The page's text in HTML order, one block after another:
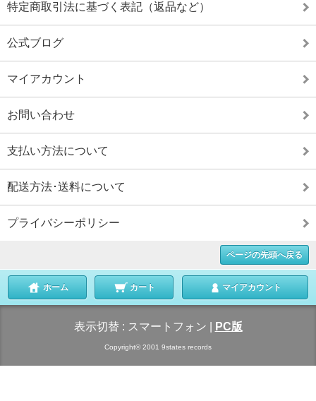
特定商取引法に基づく表記（返品など）
公式ブログ
マイアカウント
お問い合わせ
支払い方法について
配送方法･送料について
プライバシーポリシー
ページの先頭へ戻る
ホーム カート マイアカウント
表示切替 : スマートフォン PC版
Copyright© 2001 9states records